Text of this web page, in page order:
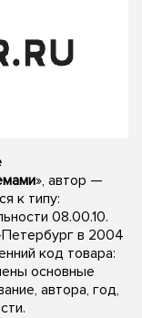
», автор —
к типу:
08.00.10.
в 2004
код товара:
основные
автора, год,